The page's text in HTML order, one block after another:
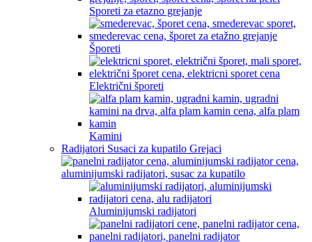
Sporeti za etazno grejanje
Šporeti
Električni šporeti
Kamini
Radijatori Susaci za kupatilo Grejaci
Aluminijumski radijatori